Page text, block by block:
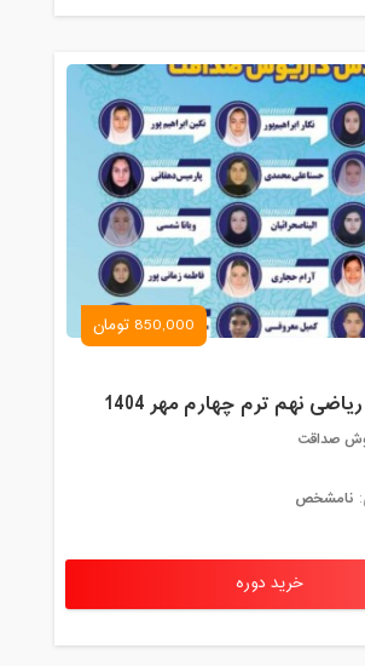
850,000 تومان
نهم ترم چهارم مهر 1404
صداقت
نامشخص
خرید دوره